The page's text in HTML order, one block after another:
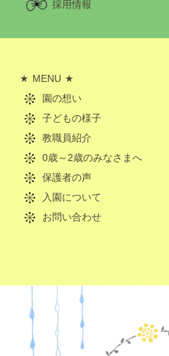
採用情報
MENU
園の想い
子どもの様子
教職員紹介
0歳～2歳のみなさまへ
保護者の声
入園について
お問い合わせ